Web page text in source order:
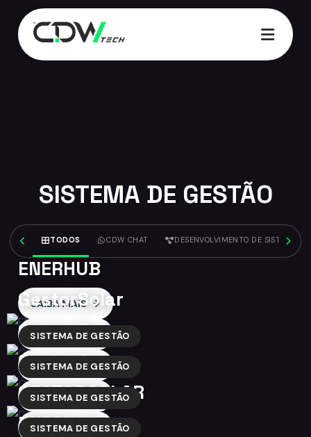
SISTEMA DE GESTÃO
TODOS CDW CHAT DESENVOLVIMENTO DE SISTEMAS
SISTEMA DE GESTÃO
ENERHUB
SAIBA MAIS
SISTEMA DE GESTÃO
GestorSolar
SAIBA MAIS
SISTEMA DE GESTÃO
GestorFarma
SAIBA MAIS
SISTEMA DE GESTÃO
GestorCar
SAIBA MAIS
GESTORSOLAR
SAIBA MAIS
ENERHUB